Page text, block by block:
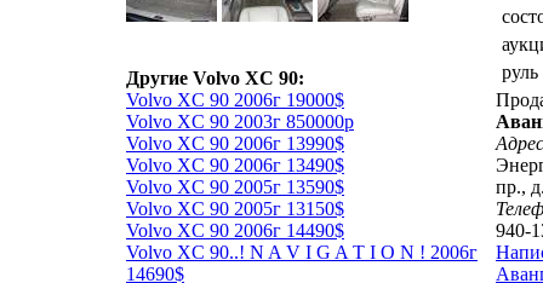
Другие Volvo XC 90:
Volvo XC 90 2006г 19000$
Volvo XC 90 2003г 850000р
Volvo XC 90 2006г 13990$
Volvo XC 90 2006г 13490$
Volvo XC 90 2005г 13590$
Volvo XC 90 2005г 13150$
Volvo XC 90 2006г 14490$
Volvo XC 90..! N A V I G A T I O N ! 2006г
14690$
руль
пр.,
940-